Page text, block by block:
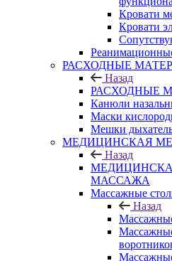
Кровати
Кровати
РАСХОДНЫЕ
Назад
РАСХОДНЫЕ
Канюли
Маски
Мешки
МЕДИЦИНСКАЯ
Назад
МАССАЖА
Массажные
Назад